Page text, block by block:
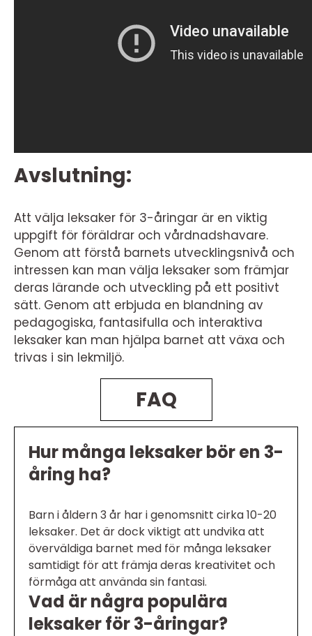
Avslutning:
Att välja leksaker för 3-åringar är en viktig
uppgift för föräldrar och vårdnadshavare.
Genom att förstå barnets utvecklingsnivå och
intressen kan man välja leksaker som främjar
deras lärande och utveckling på ett positivt
sätt. Genom att erbjuda en blandning av
pedagogiska, fantasifulla och interaktiva
leksaker kan man hjälpa barnet att växa och
trivas i sin lekmiljö.
FAQ
Hur många leksaker bör en 3-
åring ha?
Barn i åldern 3 år har i genomsnitt cirka 10-20
leksaker. Det är dock viktigt att undvika att
överväldiga barnet med för många leksaker
samtidigt för att främja deras kreativitet och
förmåga att använda sin fantasi.
Vad är några populära
leksaker för 3-åringar?